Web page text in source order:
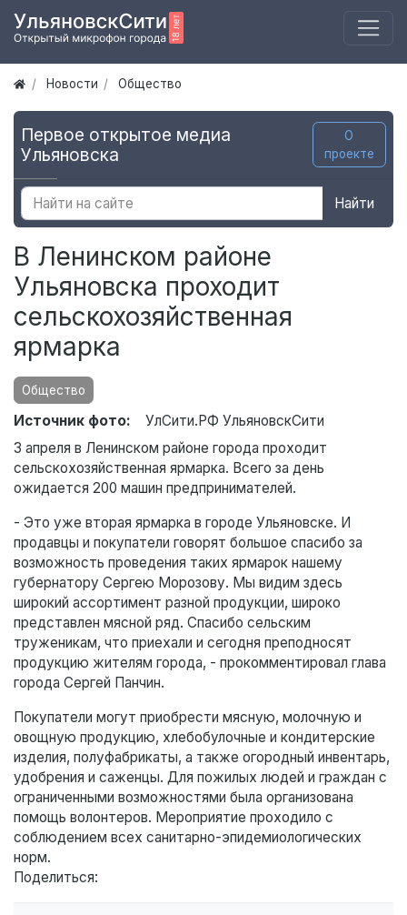
Новости Общество
Первое открытое медиа
Ульяновска
О
проекте
Найти
В Ленинском районе
Ульяновска проходит
сельскохозяйственная
ярмарка
Общество
Источник фото:
УлСити.РФ УльяновскСити
3 апреля в Ленинском районе города проходит
сельскохозяйственная ярмарка. Всего за день
ожидается 200 машин предпринимателей.
- Это уже вторая ярмарка в городе Ульяновске. И
продавцы и покупатели говорят большое спасибо за
возможность проведения таких ярмарок нашему
губернатору Сергею Морозову. Мы видим здесь
широкий ассортимент разной продукции, широко
представлен мясной ряд. Спасибо сельским
труженикам, что приехали и сегодня преподносят
продукцию жителям города, - прокомментировал глава
города Сергей Панчин.
Покупатели могут приобрести мясную, молочную и
овощную продукцию, хлебобулочные и кондитерские
изделия, полуфабрикаты, а также огородный инвентарь,
удобрения и саженцы. Для пожилых людей и граждан с
ограниченными возможностями была организована
помощь волонтеров. Мероприятие проходило с
соблюдением всех санитарно-эпидемиологических
норм.
Поделиться: